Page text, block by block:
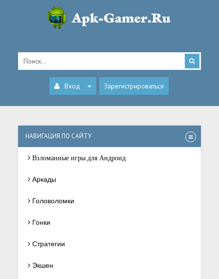
Вход Зарегистрироваться
НАВИГАЦИЯ ПО САЙТУ
Взломанные игры для Андроид
Аркады
Головоломки
Гонки
Стратегии
Экшен